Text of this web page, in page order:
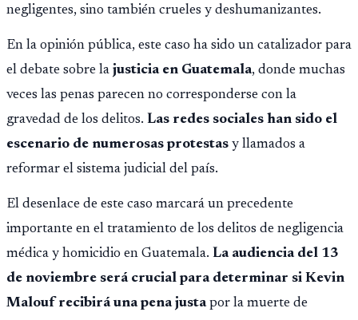
negligentes, sino también crueles y deshumanizantes.
En la opinión pública, este caso ha sido un catalizador para
el debate sobre la justicia en Guatemala, donde muchas
veces las penas parecen no corresponderse con la
gravedad de los delitos. Las redes sociales han sido el
escenario de numerosas protestas y llamados a
reformar el sistema judicial del país.
El desenlace de este caso marcará un precedente
importante en el tratamiento de los delitos de negligencia
médica y homicidio en Guatemala. La audiencia del 13
de noviembre será crucial para determinar si Kevin
Malouf recibirá una pena justapor la muerte de